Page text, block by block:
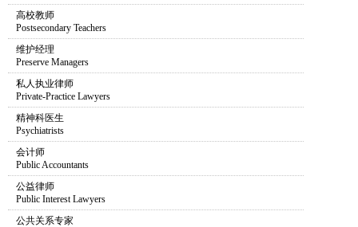
高校教师
Postsecondary Teachers
维护经理
Preserve Managers
私人执业律师
Private-Practice Lawyers
精神科医生
Psychiatrists
会计师
Public Accountants
公益律师
Public Interest Lawyers
公共关系专家